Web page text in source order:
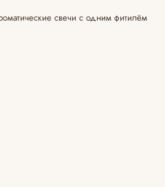
свечи с одним фитилём